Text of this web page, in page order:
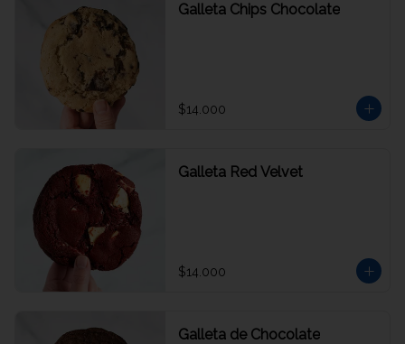
Galleta Chips Chocolate
$14.000
Galleta Red Velvet
$14.000
Galleta de Chocolate